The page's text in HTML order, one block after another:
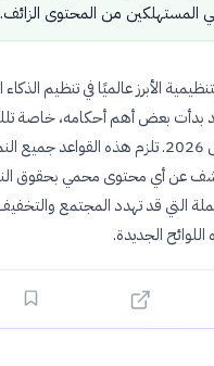
من المحتوى الزائف.
الأبرز عالميًا في تنظيم
في عام 2024. وقد بدأت بعض أهم أحكامه،
بالسريان اعتبارًا من 2 أغسطس 2026. تلزم
عن أي محتوى محمي بحقوق
التي قد تهدد المجتمع
اللوائح الجديدة.